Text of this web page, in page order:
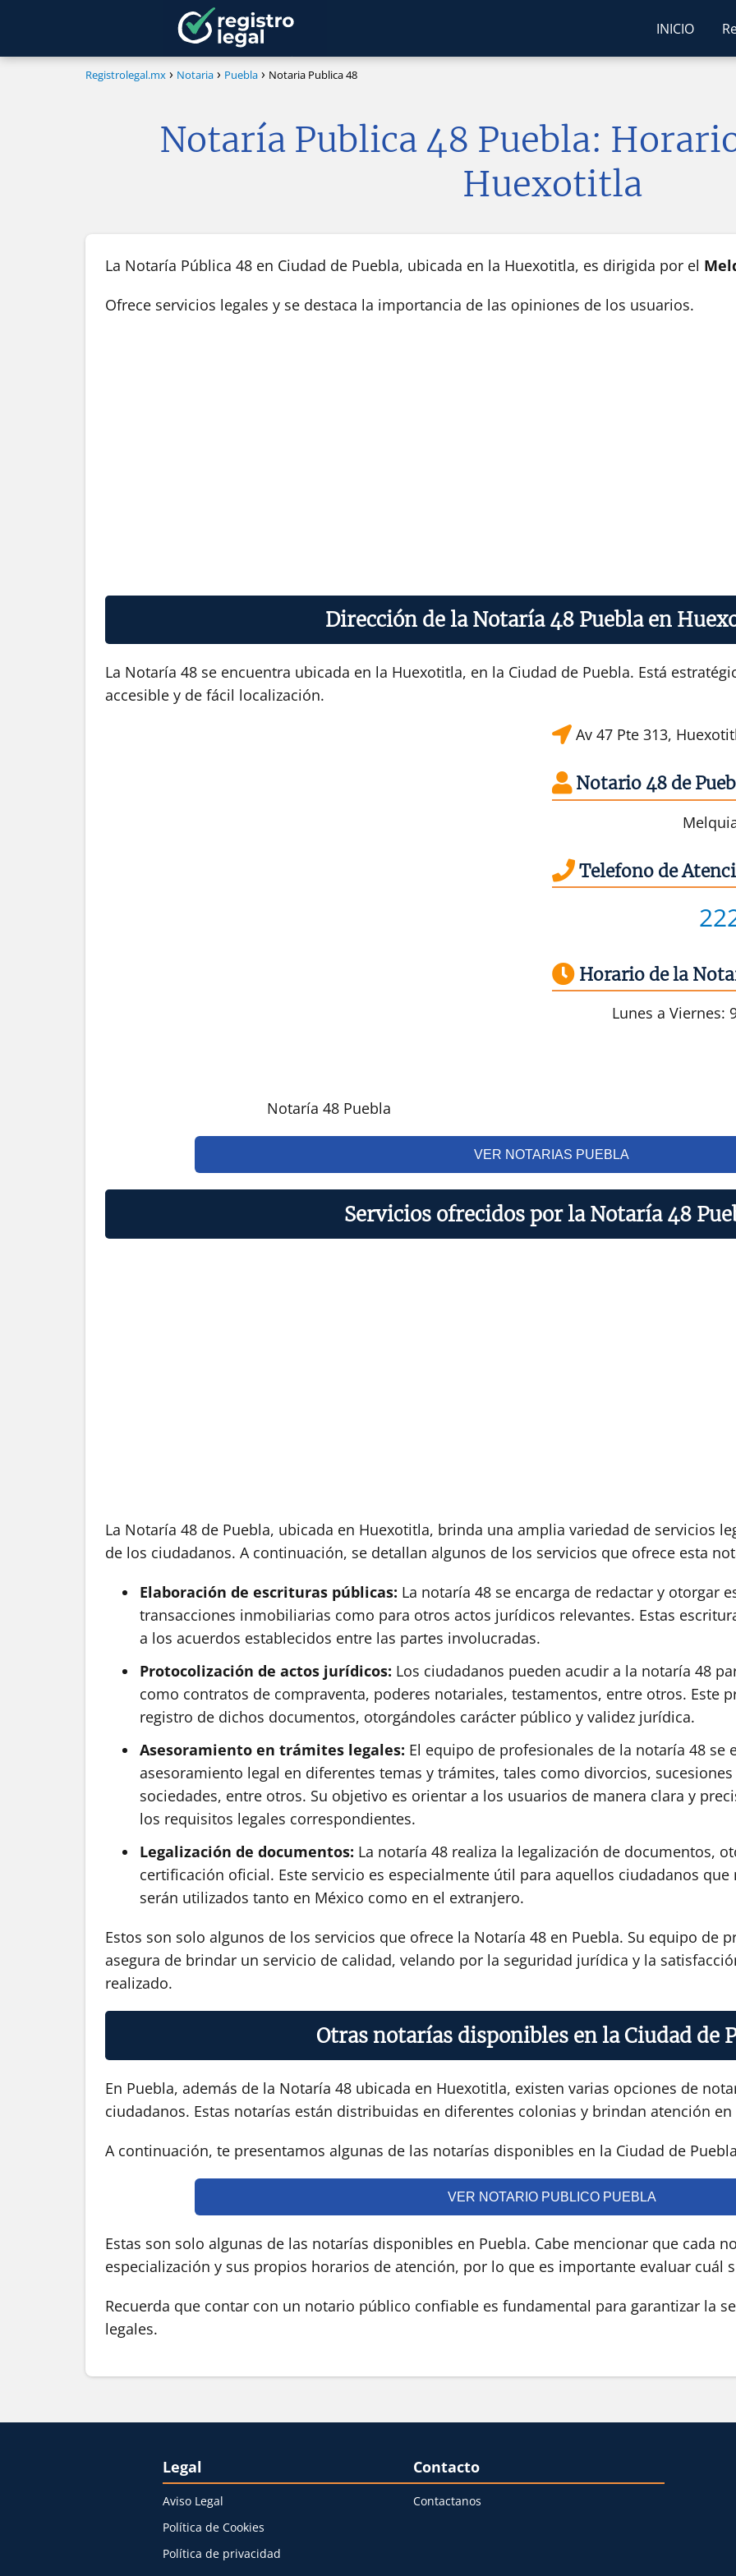
INICIO
Registrolegal.mx Notaria Puebla Notaria Publica 48
Notaría Publica 48 Puebla:
Huexotitla
La Notaría Pública 48 en Ciudad de Puebla, ubicada en la Huexotitla, es dirigida por el
Ofrece servicios legales y se destaca la importancia de las opiniones de los usuarios.
Dirección de la Notaría 48 Puebla en
La Notaría 48 se encuentra ubicada en la Huexotitla, en la Ciudad de Puebla. Está
accesible y de fácil localización.
Notaría 48 Puebla
Av 47 Pte 313,
Notario 48 de
Telefono de
Horario de la
Lunes a Viernes:
VER NOTARIAS PUEBLA
Servicios ofrecidos por la Notaría 48
La Notaría 48 de Puebla, ubicada en Huexotitla, brinda una amplia variedad de servicios
de los ciudadanos. A continuación, se detallan algunos de los servicios que ofrece esta
Elaboración de escrituras públicas: La notaría 48 se encarga de redactar y otorgar
transacciones inmobiliarias como para otros actos jurídicos relevantes. Estas
a los acuerdos establecidos entre las partes involucradas.
Protocolización de actos jurídicos: Los ciudadanos pueden acudir a la notaría 48
como contratos de compraventa, poderes notariales, testamentos, entre otros. Este
registro de dichos documentos, otorgándoles carácter público y validez jurídica.
Asesoramiento en trámites legales: El equipo de profesionales de la notaría 48
asesoramiento legal en diferentes temas y trámites, tales como divorcios,
sociedades, entre otros. Su objetivo es orientar a los usuarios de manera clara y
los requisitos legales correspondientes.
Legalización de documentos: La notaría 48 realiza la legalización de documentos,
certificación oficial. Este servicio es especialmente útil para aquellos ciudadanos
serán utilizados tanto en México como en el extranjero.
Estos son solo algunos de los servicios que ofrece la Notaría 48 en Puebla. Su equipo de
asegura de brindar un servicio de calidad, velando por la seguridad jurídica y la
realizado.
Otras notarías disponibles en la Ciudad de
En Puebla, además de la Notaría 48 ubicada en Huexotitla, existen varias opciones de
ciudadanos. Estas notarías están distribuidas en diferentes colonias y brindan atención
A continuación, te presentamos algunas de las notarías disponibles en la Ciudad de
VER NOTARIO PUBLICO PUEBLA
Estas son solo algunas de las notarías disponibles en Puebla. Cabe mencionar que cada
especialización y sus propios horarios de atención, por lo que es importante evaluar cuál
Recuerda que contar con un notario público confiable es fundamental para garantizar la
legales.
Legal
Aviso Legal
Política de Cookies
Política de privacidad
Contacto
Contactanos